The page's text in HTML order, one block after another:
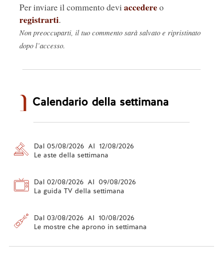
Per inviare il commento devi accedereo
registrarti.
Non preoccuparti, il tuo commento sarà salvato e ripristinato
dopo l’accesso.
Calendario della settimana
Dal 05/08/2026 Al 12/08/2026
Le aste della settimana
Dal 02/08/2026 Al 09/08/2026
La guida TV della settimana
Dal 03/08/2026 Al 10/08/2026
Le mostre che aprono in settimana